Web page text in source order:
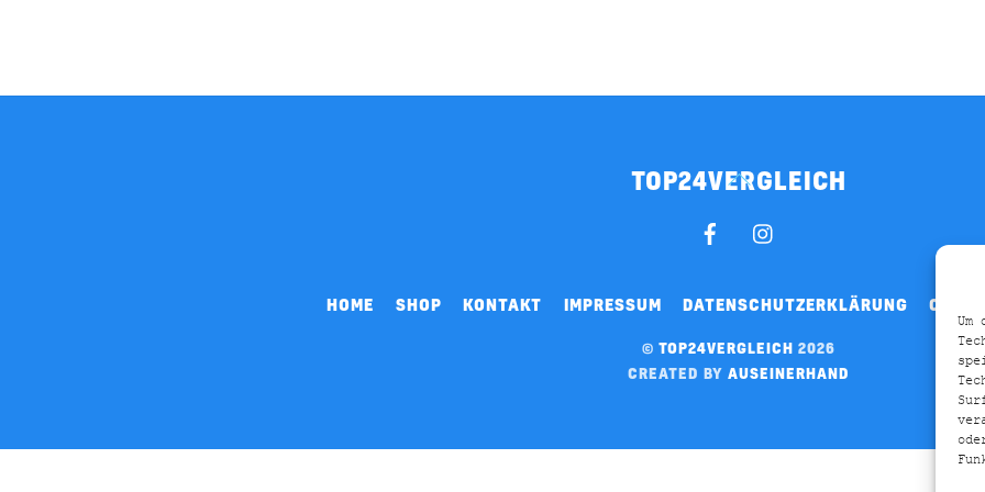
BACK
TOP
TOP24VERGLEICH
FACEBOOK
HOME SHOP KONTAKT IMPRESSUM DATENSCHUTZERKLÄRUNG
© TOP24VERGLEICH 2026
CREATED BY AUSEINERHAND